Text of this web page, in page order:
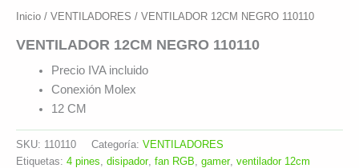
Inicio / VENTILADORES / VENTILADOR 12CM NEGRO 110110
VENTILADOR 12CM NEGRO 110110
Precio IVA incluido
Conexión Molex
12 CM
SKU: 110110 Categoría: VENTILADORES
Etiquetas: 4 pines disipador, fan RGB gamer, ventilador 12cm